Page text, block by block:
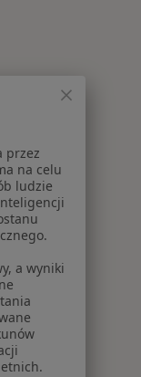
leczone
przez
na celu
ludzie
a wyniki